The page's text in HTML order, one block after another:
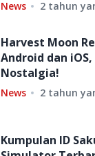
News 2 tahun
Harvest Moon
Android dan
Nostalgia!
News 2 tahun
Kumpulan ID